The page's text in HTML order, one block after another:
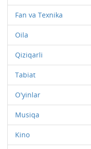
Fan va Texnika
Oila
Qiziqarli
Tabiat
O'yinlar
Musiqa
Kino